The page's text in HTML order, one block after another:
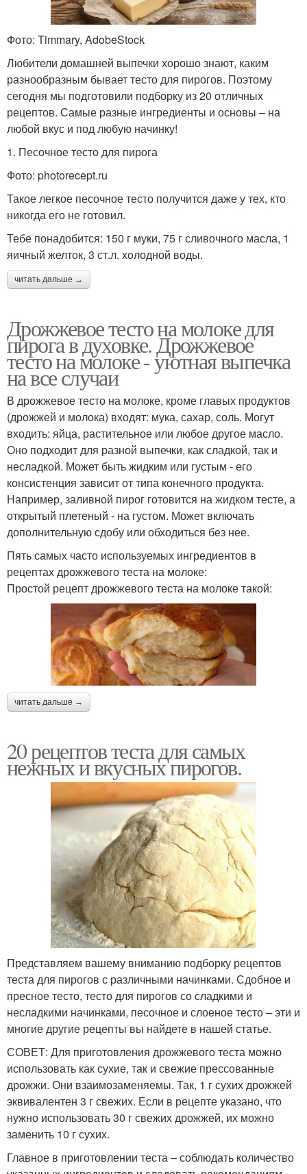
Фото: Timmary, AdobeStock
Любители домашней выпечки хорошо знают, каким
разнообразным бывает тесто для пирогов. Поэтому
сегодня мы подготовили подборку из 20 отличных
рецептов. Самые разные ингредиенты и основы – на
любой вкус и под любую начинку!
1. Песочное тесто для пирога
Фото: photorecept.ru
Такое легкое песочное тесто получится даже у тех, кто
никогда его не готовил.
Тебе понадобится: 150 г муки, 75 г сливочного масла, 1
яичный желток, 3 ст.л. холодной воды.
читать дальше →
Дрожжевое тесто на молоке для
пирога в духовке. Дрожжевое
тесто на молоке - уютная выпечка
на все случаи
В дрожжевое тесто на молоке, кроме главых продуктов
(дрожжей и молока) входят: мука, сахар, соль. Могут
входить: яйца, растительное или любое другое масло.
Оно подходит для разной выпечки, как сладкой, так и
несладкой. Может быть жидким или густым - его
консистенция зависит от типа конечного продукта.
Например, заливной пирог готовится на жидком тесте, а
открытый плетеный - на густом. Может включать
дополнительную сдобу или обходиться без нее.
Пять самых часто используемых ингредиентов в
рецептах дрожжевого теста на молоке:
Простой рецепт дрожжевого теста на молоке такой:
читать дальше →
20 рецептов теста для самых
нежных и вкусных пирогов.
Представляем вашему вниманию подборку рецептов
теста для пирогов с различными начинками. Сдобное и
пресное тесто, тесто для пирогов со сладкими и
несладкими начинками, песочное и слоеное тесто – эти и
многие другие рецепты вы найдете в нашей статье.
СОВЕТ: Для приготовления дрожжевого теста можно
использовать как сухие, так и свежие прессованные
дрожжи. Они взаимозаменяемы. Так, 1 г сухих дрожжей
эквивалентен 3 г свежих. Если в рецепте указано, что
нужно использовать 30 г свежих дрожжей, их можно
заменить 10 г сухих.
Главное в приготовлении теста – соблюдать количество